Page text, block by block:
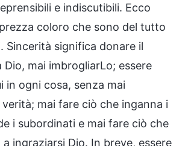
e indiscutibili. Ecco
coloro che sono del tutto
Sincerità significa donare il
mai imbrogliarLo; essere
in ogni cosa, senza mai
mai fare ciò che inganna i
i subordinati e mai fare ciò che
ingraziarsi Dio. In breve, essere